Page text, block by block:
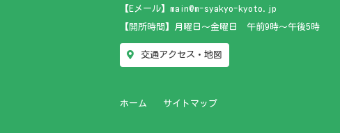
【Eメール】main@m-syakyo-kyoto.jp
【開所時間】月曜日～金曜日 午前9時～午後5時
交通アクセス・地図
ホーム サイトマップ